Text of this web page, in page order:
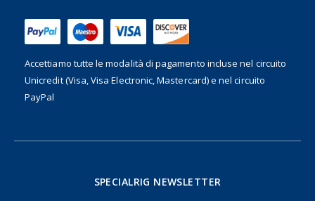
Accettiamo tutte le modalità di pagamento incluse nel circuito
Unicredit (Visa, Visa Electronic, Mastercard) e nel circuito
PayPal
SPECIALRIG NEWSLETTER